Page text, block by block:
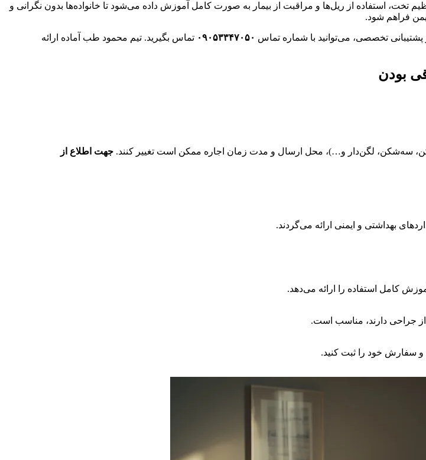
تخت، استفاده از ریل‌ها و مراقبت از بیمار به صورت کامل آموزش داده می‌شود تا خانواده‌ها بدون نگرانی و
فراهم شود.
تخصصی، می‌توانید با شماره تماس ۰۹۰۵۳۳۴۷۰۵۰ تماس بگیرید. تیم محمود طب آماده ارائه
بودن
سه‌شکن، لگن‌دار و…)، محل ارسال و مدت زمان اجاره ممکن است تغییر کنند. جهت اطلاع از
بهداشتی و ایمنی ارائه می‌گردند.
کامل استفاده را ارائه می‌دهد.
از جراحی دارند، مناسب است.
سفارش خود را ثبت کنید.